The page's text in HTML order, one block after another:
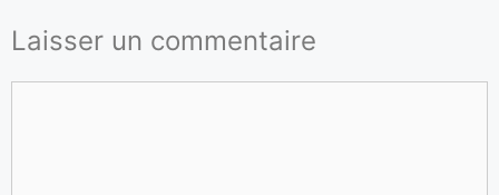
Laisser un commentaire